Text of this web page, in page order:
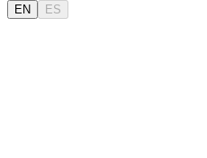
EN ES